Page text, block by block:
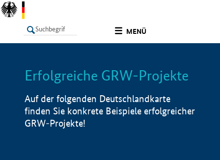
MENÜ
LISTE Info
Erfolgreiche GRW-Projekte
Auf der folgenden Deutschlandkarte
finden Sie konkrete Beispiele erfolgreicher
GRW-Projekte!